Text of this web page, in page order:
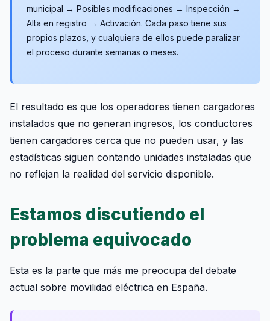
municipal → Posibles modificaciones → Inspección →
Alta en registro → Activación. Cada paso tiene sus
propios plazos, y cualquiera de ellos puede paralizar
el proceso durante semanas o meses.
El resultado es que los operadores tienen cargadores
instalados que no generan ingresos, los conductores
tienen cargadores cerca que no pueden usar, y las
estadísticas siguen contando unidades instaladas que
no reflejan la realidad del servicio disponible.
Estamos discutiendo el
problema equivocado
Esta es la parte que más me preocupa del debate
actual sobre movilidad eléctrica en España.